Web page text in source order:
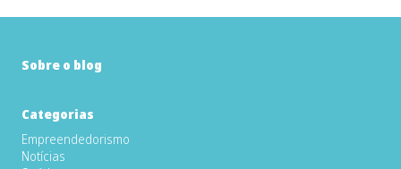
Sobre o blog
Categorias
Empreendedorismo
Notícias